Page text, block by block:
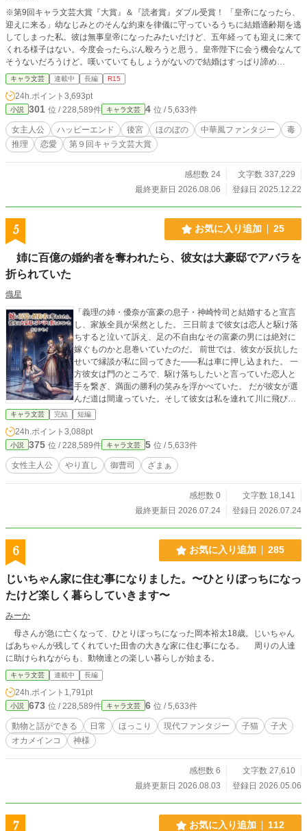
※第9回キャラ文芸大賞『大賞』＆『読者賞』ダブル受賞！ 「皇帝になったら、
迎えに来る」幼なじみとのそんな約束を律儀に守っているうちに結婚適齢期を逃
してしまった私。彼は無事皇帝になったみたいだけど、五年経っても迎えに来て
くれる様子はない。今度会ったらぶん殴ろうと思う。皇帝陛下に会う機会なんて
そうないだろうけど。嘆いていてもしょうがないので結婚はすっぱり諦め
て、“神仙術士”として生きていくことに決めました。……だというのに。皇帝陛
キャラ文芸 連載中 長編 R15
24h.ポイント 3,693pt
小説 301 位 / 228,589件 キャラ文芸 4 位 / 5,633件
女主人公 ハッピーエンド 後宮 ほのぼの 中華風ファンタジー
毒
推理
恋愛 第９回キャラ文芸大賞
感想数 24
文字数 337,229
最終更新日 2026.08.06
登録日 2025.12.22
5 お気に入り追加 25
姉に百億の婚約者を奪われたら、彼女は大豪邸でアバラを
折られていた
熾星
「義理の姉・優奈が富豪の息子・神崎怜司と結婚すると宣言
し、家族全員が呆然とした。 三日前まで彼女は恋人と駆け落
ちすると泣いて訴え、足の不自由なその富豪の男には絶対に
嫁ぐものかと息巻いていたのだ。 前世では、彼女が反抗した
せいで縁談が私に回ってきた――私は車に押し込まれた。 一
方彼女は門のところで、駆け落ちしたいと言っていた恋人と
手を繋ぎ、満面の勝利の笑みを浮かべていた。 だが彼女が選
んだ道は間違っていた。そして彼女は私を連れて川に飛び込
んだ。 やり直しの今世、彼女は自分がその富を奪い取ったと
思っている。 私はうつむいてスープを啜り、冷笑を隠す――
あの“富”、今度は彼女に譲ってやろう。」
キャラ文芸 完結 短編
24h.ポイント 3,088pt
小説 375 位 / 228,589件 キャラ文芸 5 位 / 5,633件
女性主人公 やり直し 御曹司 ざまぁ
感想数 0
文字数 18,141
最終更新日 2026.07.24
登録日 2026.07.24
6 お気に入り追加 285
じいちゃん家に住む事になりました。〜ひとりぼっちになっ
たけど楽しく暮らしていきます〜
みーか
母さんが急に亡くなって、ひとりぼっちになった岡本裕太18歳。じいちゃん
ばあちゃんが残してくれていた田舎の大きな家に住む事になる。 周りの人達
に助けられながらも、動物達との楽しい暮らしが始まる。
キャラ文芸 連載中 長編
24h.ポイント 1,791pt
小説 673 位 / 228,589件 キャラ文芸 6 位 / 5,633件
動物と話ができる 日常 ほっこり 現代ファンタジー 子猫
子犬
オカメインコ
神様
感想数 6
文字数 27,610
最終更新日 2026.08.03
登録日 2026.05.06
7 お気に入り追加 112